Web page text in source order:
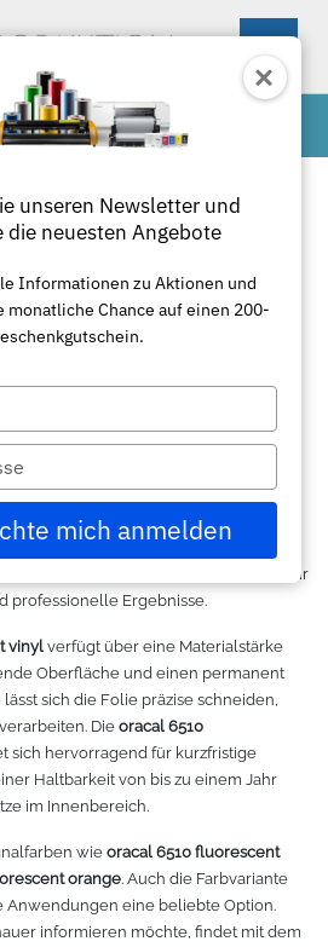
Folie –
maximale
Folieist die ideale Wahl für
Werbeschilder und
hochwertigeoracal 6510 fluorescent
intensiven Neonfarben und maximaler
bei Aktionsbeschilderungen
–
sorgt für
professionelle Ergebnisse.
vinyl verfügt über eine Materialstärke
Oberfläche und einen permanent
sich die Folie präzise schneiden,
Die oracal 6510
sich hervorragend für kurzfristige
Haltbarkeit von bis zu einem Jahr
im Innenbereich.
wie oracal 6510 fluorescent
orange. Auch die Farbvariante
Anwendungen eine beliebte Option.
informieren möchte, findet mit dem
unseren Newsletter und
die neuesten Angebote
Informationen zu Aktionen und
monatliche Chance auf einen 200-
mich anmelden